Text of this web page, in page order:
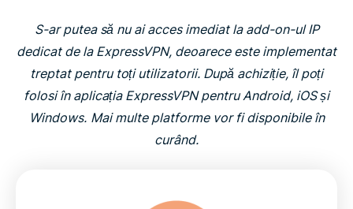
S-ar putea să nu ai acces imediat la add-on-ul IP
dedicat de la ExpressVPN, deoarece este implementat
treptat pentru toți utilizatorii. După achiziție, îl poți
folosi în aplicația ExpressVPN pentru Android, iOS și
Windows. Mai multe platforme vor fi disponibile în
curând.